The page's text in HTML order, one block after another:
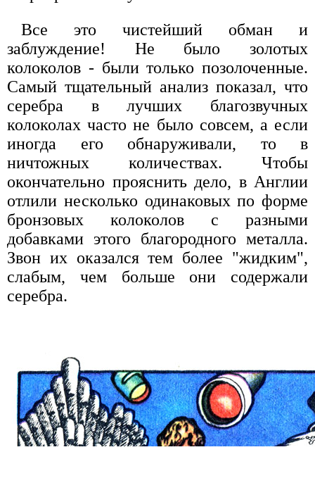
Все это чистейший обман и
заблуждение! Не было золотых
колоколов - были только позолоченные.
Самый тщательный анализ показал, что
серебра в лучших благозвучных
колоколах часто не было совсем, а если
иногда его обнаруживали, то в
ничтожных количествах. Чтобы
окончательно прояснить дело, в Англии
отлили несколько одинаковых по форме
бронзовых колоколов с разными
добавками этого благородного металла.
Звон их оказался тем более "жидким",
слабым, чем больше они содержали
серебра.